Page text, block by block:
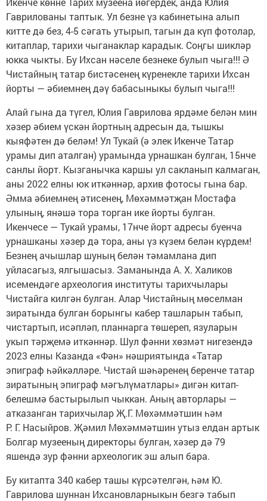
Гаврилованы таптык. Ул безне үз кабинетына алып
китте дә без, 4-5 сәгать утырып, тагын да күп фотолар,
китаплар, тарихи чыганаклар карадык. Соңгы шикләр
юкка чыкты. Бу Ихсан нәселе безнеке булып чыга!!! Ә
Чистайның татар бистәсенең күренекле тарихи Ихсан
йорты — әбиемнең дәү бабасыныкы булып чыга!!!
Алай гына да түгел, Юлия Гаврилова ярдәме белән мин
хәзер әбием үскән йортның адресын да, тышкы
кыяфәтен дә беләм! Ул Тукай (ә элек Икенче Татар
урамы дип аталган) урамында урнашкан булган, 15нче
санлы йорт. Кызганычка каршы ул сакланып калмаган,
аны 2022 елны юк иткәннәр, архив фотосы гына бар.
Әмма әбиемнең әтисенең, Мөхәммәтҗан Мос­тафа
улының, янәшә тора торган ике йорты булган.
Икенчесе — Тукай урамы, 17нче йорт адресы буенча
урнашканы хәзер дә тора, аны үз күзем белән күрдем!
Безнең ачышлар шуның белән тәмамлана дип
уйласагыз, ялгышасыз. Заманында А. Х. Халиков
исемендәге архео­логия институты тарихчылары
Чистайга килгән булган. Алар Чистайның мөселман
зиратында булган борынгы кабер ташларын табып,
чистартып, исәпләп, планнарга төшереп, язуларын
укып тәрҗемә иткәннәр. Шул фәнни хөзмәт нигезендә
2023 елны Казанда «Фән» нәшриятында «Татар
эпиграф һәйкәлләре. Чистай шәһәренең беренче татар
зиратының эпиграф мәгълүматлары» дигән китап-
белешмә бастырылып чыккан. Аның авторлары —
атказанган тарихчылар Җ.Г. Мөхәммәтшин һәм
Р. Г. Насыйров. Җәмил Мөхәммәтшин утыз елдан артык
Болгар музееның директоры булган, хәзер дә 79
яшендә зур фәнни археологик эш алып бара.
Бу китапта 340 кабер ташы күрсәтелгән, һәм Ю.
Гаврилова шуннан Ихсановларныкын безгә табып